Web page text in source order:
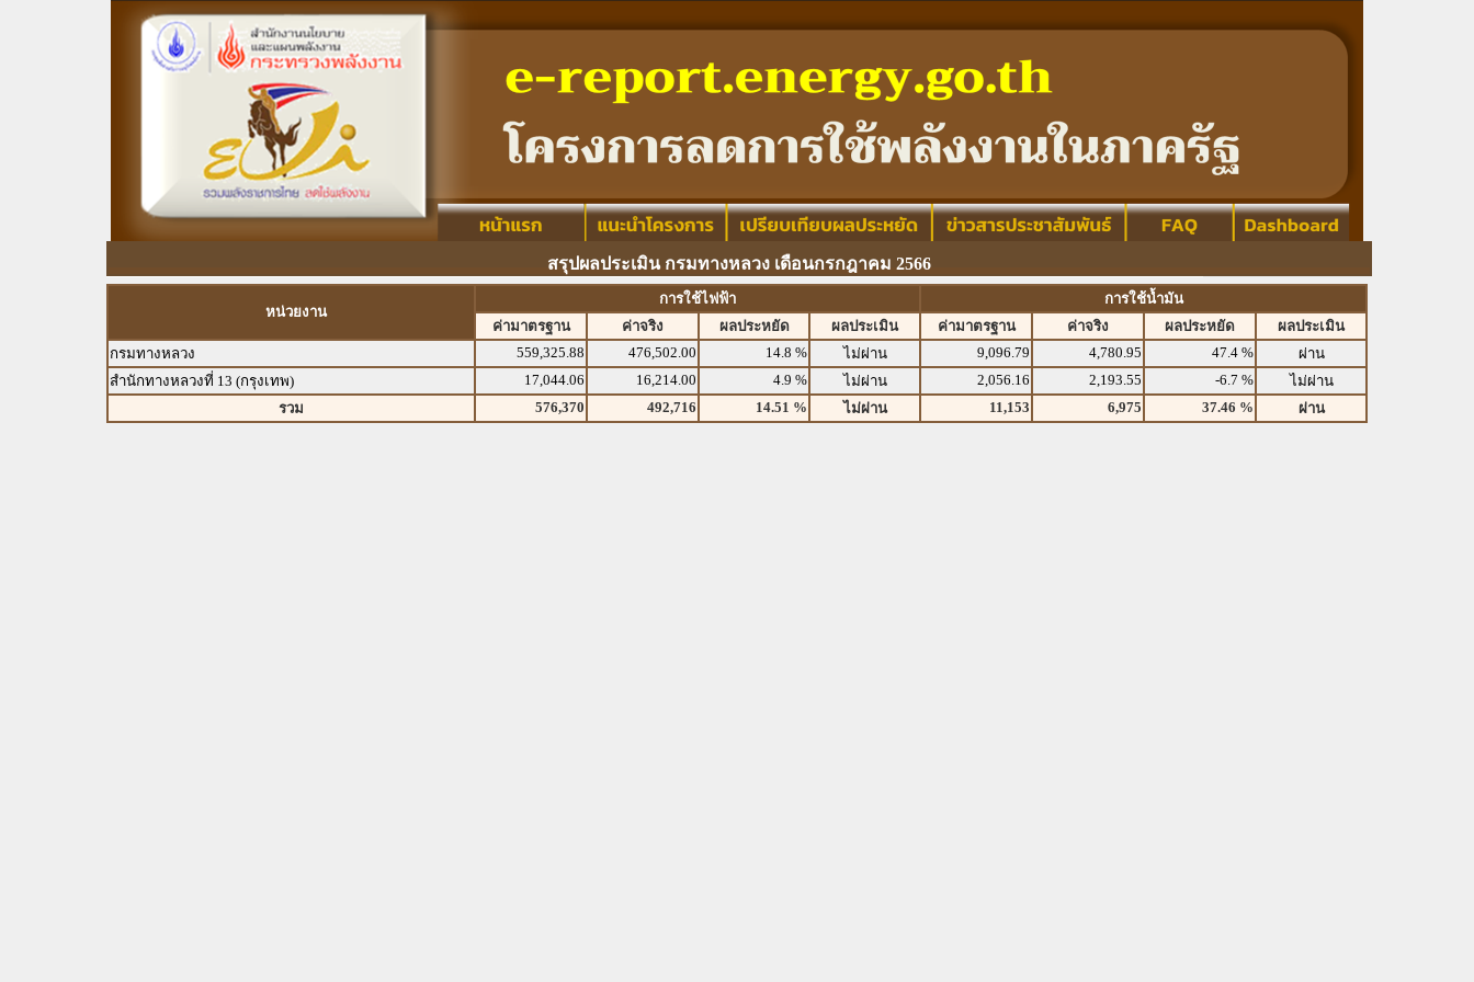
สรุปผลประเมิน กรมทางหลวง เดือนกรกฎาคม 2566
หน่วยงาน
การใช้ไฟฟ้า
การใช้น้ำมัน
ค่ามาตรฐาน
ค่าจริง ผลประหยัด ผลประเมิน ค่ามาตรฐาน ค่าจริง ผลประหยัด
ผลประเมิน
กรมทางหลวง
559,325.88 476,502.00 14.8 % ไม่ผ่าน 9,096.79 4,780.95 47.4 %
ผ่าน
สำนักทางหลวงที่ 13 (กรุงเทพ)
17,044.06 16,214.00 4.9 % ไม่ผ่าน 2,056.16 2,193.55 -6.7 %
ไม่ผ่าน
รวม
576,370 492,716 14.51 % ไม่ผ่าน 11,153 6,975 37.46 % ผ่าน